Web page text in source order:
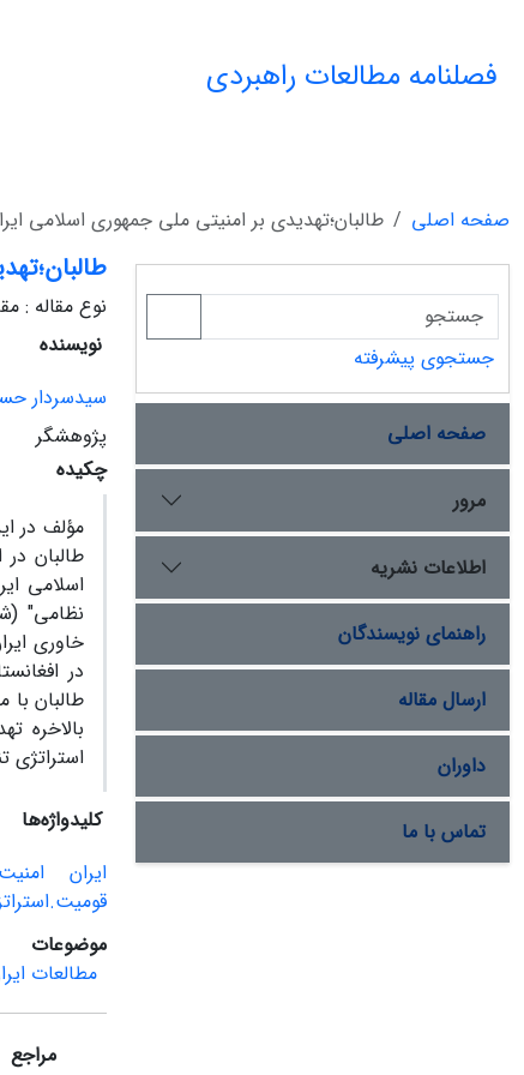
فصلنامه مطالعات راهبردی
صفحه اصلی طالبان؛تهدیدی بر امنیتی ملی جمهوری اسلامی
نوع مقاله :
نویسنده
سیدسردار
پژوهشگر
چکیده
مؤلف در
طالبان
اسلامی
نظامی"
خاوری
در
طالبان
بالاخره
کلیدواژه‌ها
ایران
امنیت
موضوعات
مطالعات
مراجع
جستجوی پیشرفته
صفحه اصلی
مرور
اطلاعات نشریه
راهنمای نویسندگان
ارسال مقاله
داوران
تماس با ما